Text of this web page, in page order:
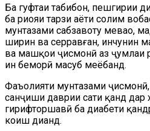
Ба гуфтаи табибон, пешгирии
ба риояи тарзи ҳаёти солим
мунтазами сабзавоту меваҳо,
ширин ва серравған, инчунин
ва машқҳои ҷисмонӣ аз ҷумлаи
ин беморӣ маҳсуб меёбанд.
Фаъолияти мунтазами
санҷиши даврии сатҳи қанд дар
гирифторшавӣ ба диабети
коҳиш диҳанд.